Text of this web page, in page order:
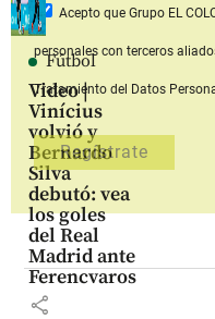
Fútbol
Video |
Vinícius
volvió y
Bernardo
Silva
debutó: vea
los goles
del Real
Madrid ante
Ferencvaros
share
Acepto que Grupo EL
personales con terceros
Tratamiento del Datos